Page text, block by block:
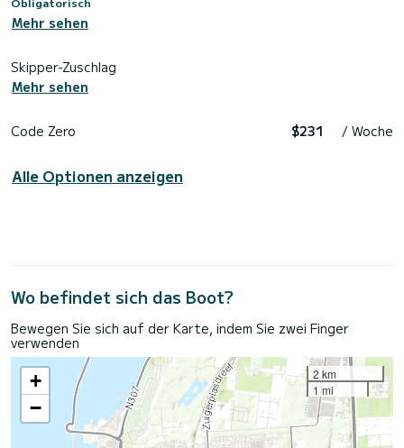
Mehr sehen
Skipper-Zuschlag
Mehr sehen
Code Zero $231 / Woche
Alle Optionen anzeigen
Wo befindet sich das Boot?
Bewegen Sie sich auf der Karte, indem Sie zwei Finger
verwenden
+
−
2 km
1 mi